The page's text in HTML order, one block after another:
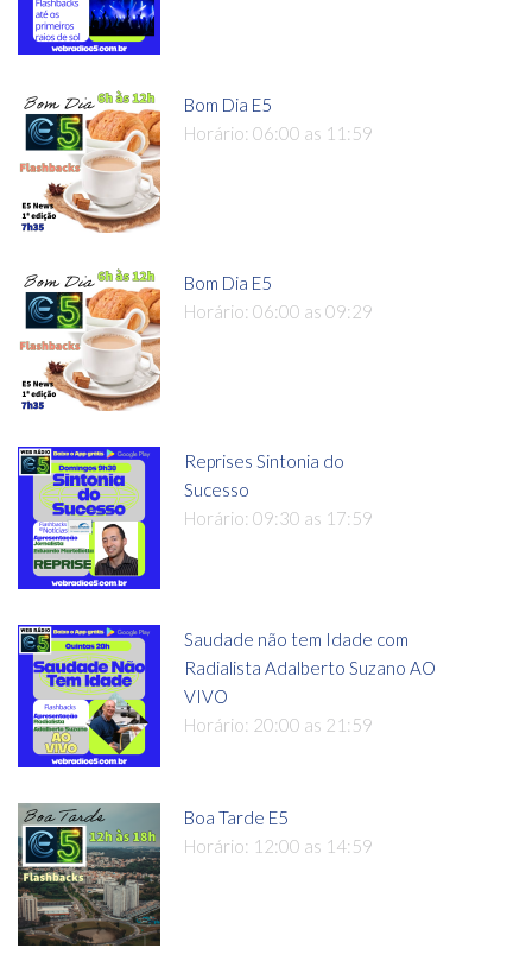
Bom Dia E5
Horário: 06:00 as 11:59
Bom Dia E5
Horário: 06:00 as 09:29
Reprises Sintonia do
Sucesso
Horário: 09:30 as 17:59
Saudade não tem Idade com
Radialista Adalberto Suzano AO
VIVO
Horário: 20:00 as 21:59
Boa Tarde E5
Horário: 12:00 as 14:59